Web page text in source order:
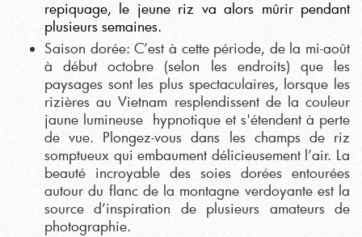
repiquage, le jeune riz va alors mûrir pendant
plusieurs semaines.
Saison dorée: C’est à cette période, de la mi-août
à début octobre (selon les endroits) que les
paysages sont les plus spectaculaires, lorsque les
rizières au Vietnam resplendissent de la couleur
jaune lumineuse hypnotique et s'étendent à perte
de vue. Plongez-vous dans les champs de riz
somptueux qui embaument délicieusement l’air. La
beauté incroyable des soies dorées entourées
autour du flanc de la montagne verdoyante est la
source d’inspiration de plusieurs amateurs de
photographie.